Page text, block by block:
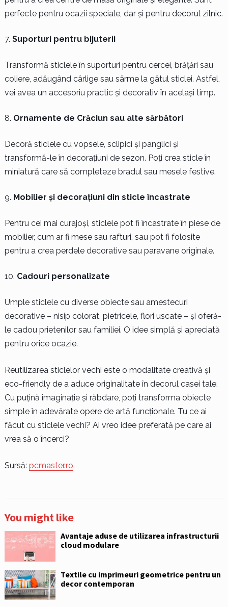
perfecte pentru ocazii speciale, dar și pentru decorul zilnic.
Suporturi pentru bijuterii
Transformă sticlele în suporturi pentru cercei, brățări sau
coliere, adăugând cârlige sau sârme la gâtul sticlei. Astfel,
vei avea un accesoriu practic și decorativ în același timp.
Ornamente de Crăciun sau alte sărbători
Decoră sticlele cu vopsele, sclipici și panglici și
transformă-le în decorațiuni de sezon. Poți crea sticle în
miniatură care să completeze bradul sau mesele festive.
Mobilier și decorațiuni din sticle încastrate
Pentru cei mai curajoși, sticlele pot fi încastrate în piese de
mobilier, cum ar fi mese sau rafturi, sau pot fi folosite
pentru a crea perdele decorative sau paravane originale.
Cadouri personalizate
Umple sticlele cu diverse obiecte sau amestecuri
decorative – nisip colorat, pietricele, flori uscate – și oferă-
le cadou prietenilor sau familiei. O idee simplă și apreciată
pentru orice ocazie.
Reutilizarea sticlelor vechi este o modalitate creativă și
eco-friendly de a aduce originalitate în decorul casei tale.
Cu puțină imaginație și răbdare, poți transforma obiecte
simple în adevărate opere de artă funcționale. Tu ce ai
făcut cu sticlele vechi? Ai vreo idee preferată pe care ai
vrea să o încerci?
Sursă: pcmaster.ro
You might like
Avantaje aduse de utilizarea infrastructurii
cloud modulare
Textile cu imprimeuri geometrice pentru un
decor contemporan